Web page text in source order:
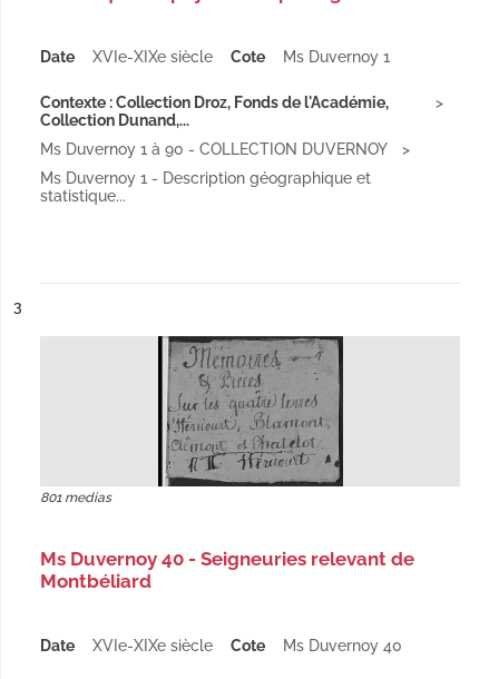
Date XVIe-XIXe siècle Cote Ms Duvernoy 1
Contexte : Collection Droz, Fonds de l'Académie,
Collection Dunand,...
Ms Duvernoy 1 à 90 - COLLECTION DUVERNOY
Ms Duvernoy 1 - Description géographique et
statistique...
n°
3
801 medias
Ms Duvernoy 40 - Seigneuries relevant de
Montbéliard
Date XVIe-XIXe siècle Cote Ms Duvernoy 40